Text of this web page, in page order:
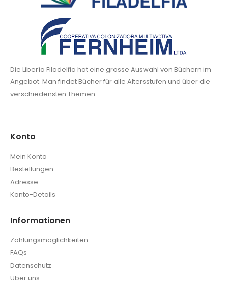
Die Libería Filadelfia hat eine grosse Auswahl von Büchern im
Angebot. Man findet Bücher für alle Altersstufen und über die
verschiedensten Themen.
Konto
Mein Konto
Bestellungen
Adresse
Konto-Details
Informationen
Zahlungsmöglichkeiten
FAQs
Datenschutz
Über uns